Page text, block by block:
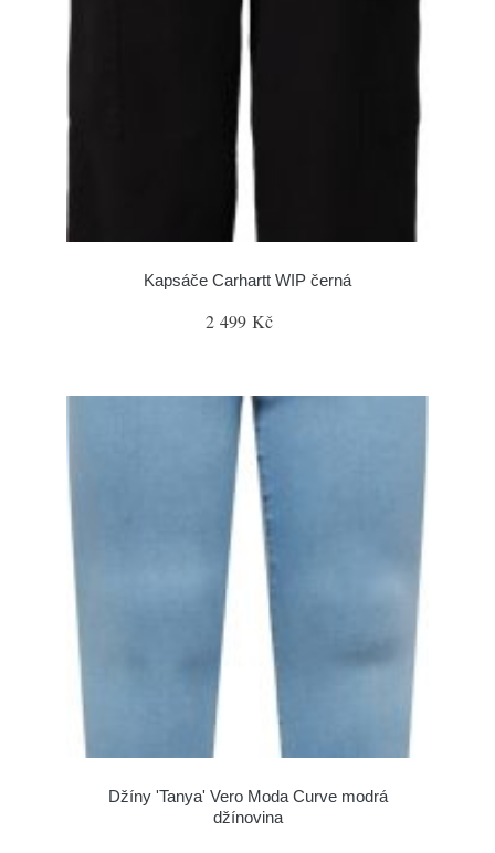
Kapsáče Carhartt WIP černá
2 499 Kč
Džíny 'Tanya' Vero Moda Curve modrá
džínovina